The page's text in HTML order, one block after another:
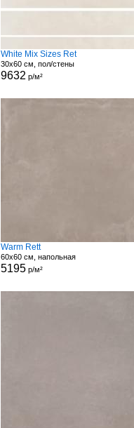
White Mix Sizes Ret
30x60 см, пол/стены
9632 р/м²
Warm Rett
60x60 см, напольная
5195 р/м²